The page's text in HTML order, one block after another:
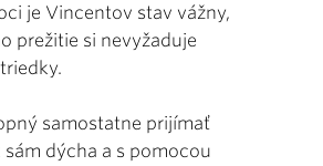
je Vincentov stav vážny,
prežitie si nevyžaduje
samostatne prijímať
dýcha a s pomocou